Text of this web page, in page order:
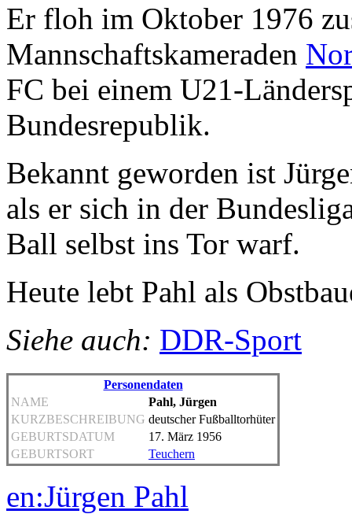
Er floh im Oktober 1976
Mannschaftskameraden
FC bei einem U21-
Bundesrepublik.
Bekannt geworden ist
als er sich in der
Ball selbst ins Tor warf.
Heute lebt Pahl als
Siehe auch: DDR-Sport
Personendaten
NAME
Pahl, Jürgen
KURZBESCHREIBUNG deutscher Fußballtorhüter
GEBURTSDATUM
17. März 1956
GEBURTSORT
Teuchern
en:Jürgen Pahl